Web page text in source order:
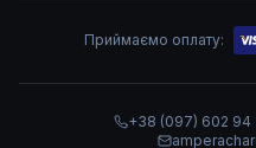
Приймаємо оплату:
+38 (097) 602 94